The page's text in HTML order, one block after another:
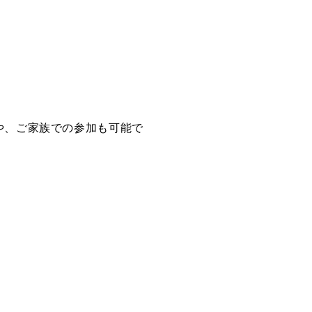
ご家族での参加も可能で